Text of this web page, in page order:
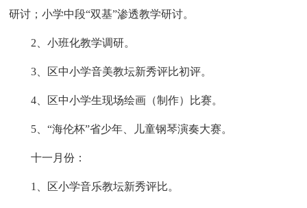
研讨；小学中段“双基”渗透教学研讨。
2、小班化教学调研。
3、区中小学音美教坛新秀评比初评。
4、区中小学生现场绘画（制作）比赛。
5、“海伦杯”省少年、儿童钢琴演奏大赛。
十一月份：
1、区小学音乐教坛新秀评比。